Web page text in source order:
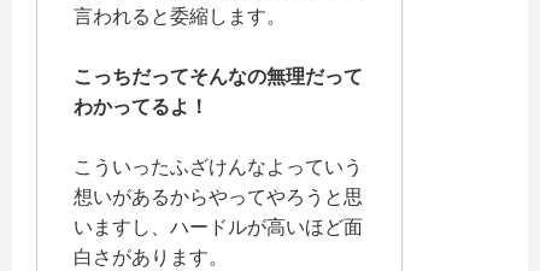
言われると委縮します。
こっちだってそんなの無理だって
わかってるよ！
こういったふざけんなよっていう
想いがあるからやってやろうと思
いますし、ハードルが高いほど面
白さがあります。